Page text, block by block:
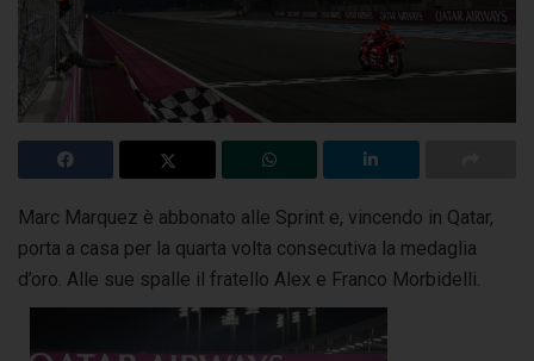
Marc Marquez è abbonato alle Sprint e, vincendo in Qatar,
porta a casa per la quarta volta consecutiva la medaglia
d’oro. Alle sue spalle il fratello Alex e Franco Morbidelli.